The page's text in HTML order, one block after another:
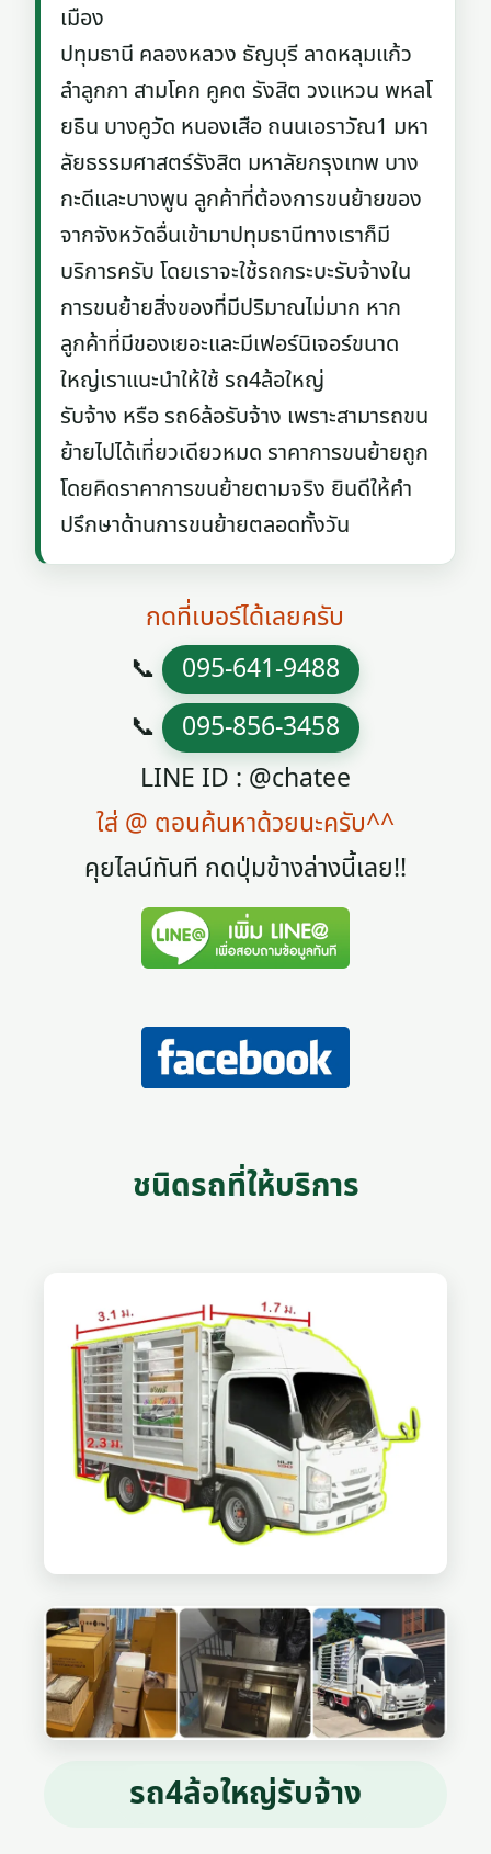
เมือง
ปทุมธานี คลองหลวง ธัญบุรี ลาดหลุมแก้ว
ลำลูกกา สามโคก คูคต รังสิต วงแหวน พหลโ
ยธิน บางคูวัด หนองเสือ ถนนเอราวัณ1 มหา
ลัยธรรมศาสตร์รังสิต มหาลัยกรุงเทพ บาง
กะดีและบางพูน ลูกค้าที่ต้องการขนย้ายของ
จากจังหวัดอื่นเข้ามาปทุมธานีทางเราก็มี
บริการครับ โดยเราจะใช้รถกระบะรับจ้างใน
การขนย้ายสิ่งของที่มีปริมาณไม่มาก หาก
ลูกค้าที่มีของเยอะและมีเฟอร์นิเจอร์ขนาด
ใหญ่เราแนะนำให้ใช้ รถ4ล้อใหญ่
รับจ้าง หรือ รถ6ล้อรับจ้าง เพราะสามารถขน
ย้ายไปได้เที่ยวเดียวหมด ราคาการขนย้ายถูก
โดยคิดราคาการขนย้ายตามจริง ยินดีให้คำ
ปรึกษาด้านการขนย้ายตลอดทั้งวัน
กดที่เบอร์ได้เลยครับ
📞 095-641-9488
📞 095-856-3458
LINE ID : @chatee
ใส่ @ ตอนค้นหาด้วยนะครับ^^
คุยไลน์ทันที กดปุ่มข้างล่างนี้เลย!!
ชนิดรถที่ให้บริการ
รถ4ล้อใหญ่รับจ้าง